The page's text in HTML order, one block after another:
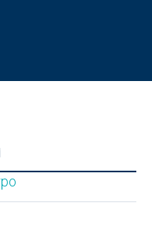
русский
в Ташкенте